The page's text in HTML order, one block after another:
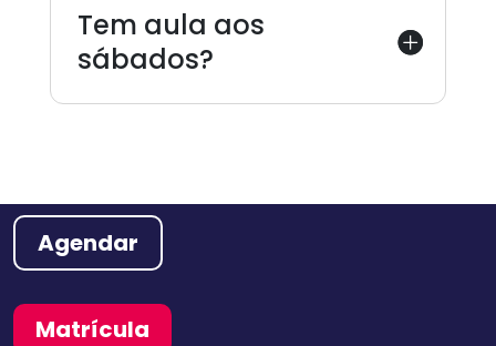
Tem aula aos
sábados?
Agendar
Matrícula